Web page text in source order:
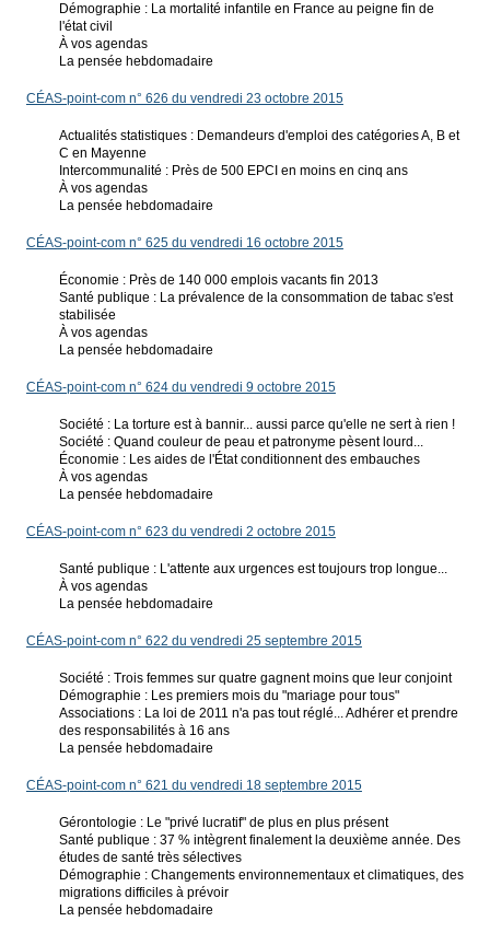
Démographie : La mortalité infantile en France au peigne fin de
l'état civil
À vos agendas
La pensée hebdomadaire
CÉAS-point-com n° 626 du vendredi 23 octobre 2015
Actualités statistiques : Demandeurs d'emploi des catégories A, B et
C en Mayenne
Intercommunalité : Près de 500 EPCI en moins en cinq ans
À vos agendas
La pensée hebdomadaire
CÉAS-point-com n° 625 du vendredi 16 octobre 2015
Économie : Près de 140 000 emplois vacants fin 2013
Santé publique : La prévalence de la consommation de tabac s'est
stabilisée
À vos agendas
La pensée hebdomadaire
CÉAS-point-com n° 624 du vendredi 9 octobre 2015
Société : La torture est à bannir... aussi parce qu'elle ne sert à rien !
Société : Quand couleur de peau et patronyme pèsent lourd...
Économie : Les aides de l'État conditionnent des embauches
À vos agendas
La pensée hebdomadaire
CÉAS-point-com n° 623 du vendredi 2 octobre 2015
Santé publique : L'attente aux urgences est toujours trop longue...
À vos agendas
La pensée hebdomadaire
CÉAS-point-com n° 622 du vendredi 25 septembre 2015
Société : Trois femmes sur quatre gagnent moins que leur conjoint
Démographie : Les premiers mois du "mariage pour tous"
Associations : La loi de 2011 n'a pas tout réglé... Adhérer et prendre
des responsabilités à 16 ans
La pensée hebdomadaire
CÉAS-point-com n° 621 du vendredi 18 septembre 2015
Gérontologie : Le "privé lucratif" de plus en plus présent
Santé publique : 37 % intègrent finalement la deuxième année. Des
études de santé très sélectives
Démographie : Changements environnementaux et climatiques, des
migrations difficiles à prévoir
La pensée hebdomadaire